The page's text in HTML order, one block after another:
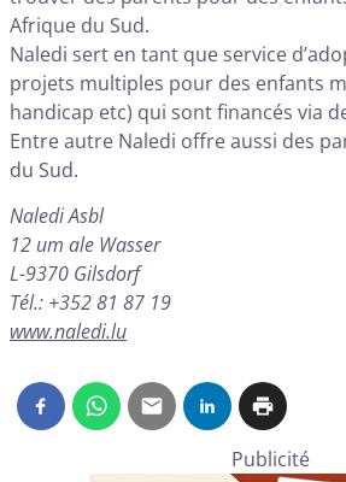
Afrique du Sud.
Naledi sert en tant que service
projets multiples pour des enfants
handicap etc) qui sont financés via
Entre autre Naledi offre aussi des
du Sud.
Naledi Asbl
12 um ale Wasser
L-9370 Gilsdorf
Tél.: +352 81 87 19
www.naledi.lu
Publicité